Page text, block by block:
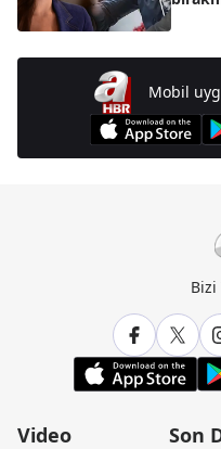
Mobil
Bizi
Video Son